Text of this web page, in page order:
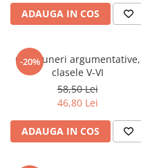
ADAUGA IN COS
-20%
Compuneri argumentative,
clasele V-VI
58,50 Lei
46,80 Lei
ADAUGA IN COS